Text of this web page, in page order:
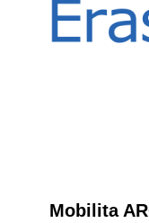
Mobilita